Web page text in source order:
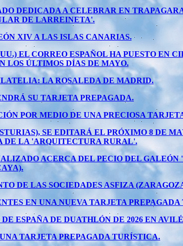
DEDICADA A CELEBRAR EN
DE LARREINETA'.
XIV A LAS ISLAS CANARIAS.
EL CORREO ESPAÑOL HA PUESTO EN
LOS ÚLTIMOS DÍAS DE MAYO.
LA ROSALEDA DE MADRID.
SU TARJETA PREPAGADA.
POR MEDIO DE UNA PRECIOSA
SE EDITARÁ EL PRÓXIMO 8 DE
DE LA 'ARQUITECTURA RURAL'.
ACERCA DEL PECIO DEL GALEÓN
DE LAS SOCIEDADES ASFIZA
EN UNA NUEVA TARJETA
ESPAÑA DE DUATHLÓN DE 2026 EN
TARJETA PREPAGADA TURÍSTICA.